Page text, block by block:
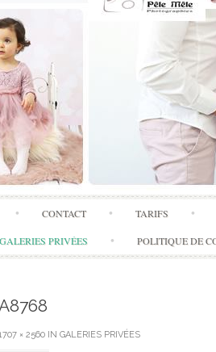
Skip
to
content
CONTACT TARIFS
GALERIES PRIVÉES POLITIQUE DE
× 2560 IN GALERIES PRIVÉES